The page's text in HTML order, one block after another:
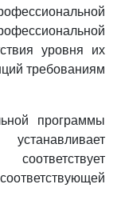
уровня их
требованиям
программы